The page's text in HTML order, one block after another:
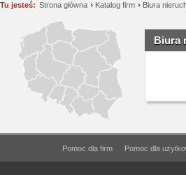
Tu jesteś: Strona główna Katalog firm Biura
Biura
Pomoc dla firm Pomoc dla